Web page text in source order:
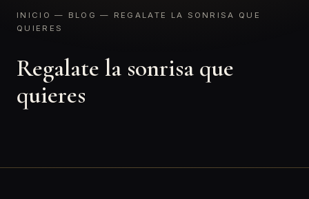
INICIO — BLOG — REGALATE LA SONRISA QUE
QUIERES
Regalate la sonrisa que
quieres